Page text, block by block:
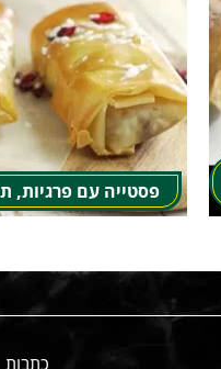
פסטייה עם פרגיות,
כתבות